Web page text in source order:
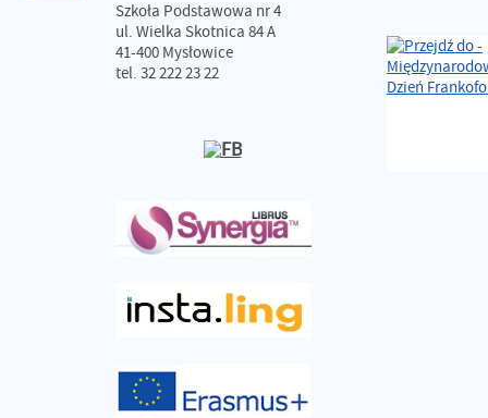
Szkoła Podstawowa nr 4
ul. Wielka Skotnica 84 A
41-400 Mysłowice
tel. 32 222 23 22